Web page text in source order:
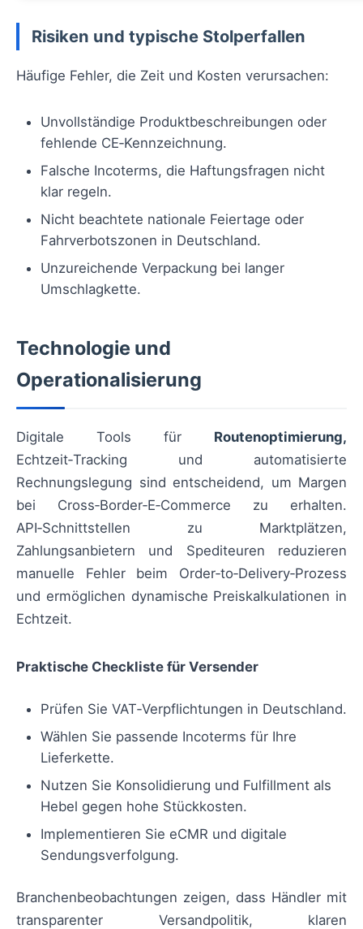
Risiken und typische Stolperfallen
Häufige Fehler, die Zeit und Kosten verursachen:
Unvollständige Produktbeschreibungen oder
fehlende CE‑Kennzeichnung.
Falsche Incoterms, die Haftungsfragen nicht
klar regeln.
Nicht beachtete nationale Feiertage oder
Fahrverbotszonen in Deutschland.
Unzureichende Verpackung bei langer
Umschlagkette.
Technologie und
Operationalisierung
Digitale Tools für Routenoptimierung,
Echtzeit‑Tracking und automatisierte
Rechnungslegung sind entscheidend, um Margen
bei Cross‑Border‑E‑Commerce zu erhalten.
API‑Schnittstellen zu Marktplätzen,
Zahlungsanbietern und Spediteuren reduzieren
manuelle Fehler beim Order‑to‑Delivery‑Prozess
und ermöglichen dynamische Preiskalkulationen in
Echtzeit.
Praktische Checkliste für Versender
Prüfen Sie VAT‑Verpflichtungen in Deutschland.
Wählen Sie passende Incoterms für Ihre
Lieferkette.
Nutzen Sie Konsolidierung und Fulfillment als
Hebel gegen hohe Stückkosten.
Implementieren Sie eCMR und digitale
Sendungsverfolgung.
Branchenbeobachtungen zeigen, dass Händler mit
transparenter Versandpolitik, klaren